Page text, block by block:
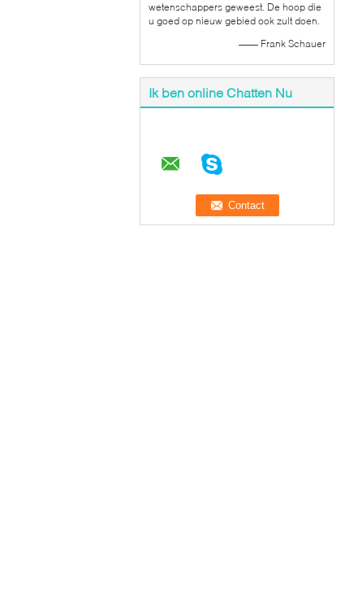
wetenschappers geweest. De hoop die
u goed op nieuw gebied ook zult doen.
—— Frank Schauer
Ik ben online Chatten Nu